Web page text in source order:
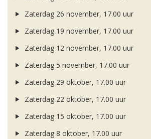
Zaterdag 26 november, 17.00 uur
Zaterdag 19 november, 17.00 uur
Zaterdag 12 november, 17.00 uur
Zaterdag 5 november, 17.00 uur
Zaterdag 29 oktober, 17.00 uur
Zaterdag 22 oktober, 17.00 uur
Zaterdag 15 oktober, 17.00 uur
Zaterdag 8 oktober, 17.00 uur